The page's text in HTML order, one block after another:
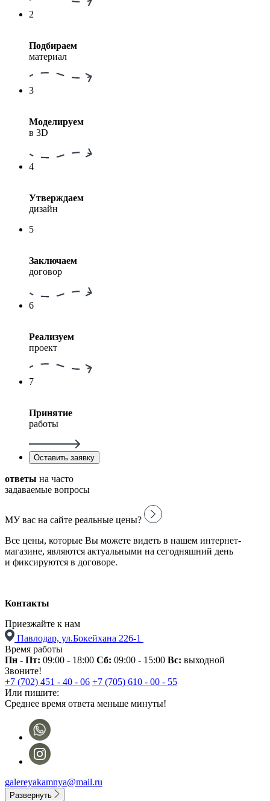
2
Подбираем
материал
3
Моделируем
в 3D
4
Утверждаем
дизайн
5
Заключаем
договор
6
Реализуем
проект
7
Принятие
работы
Оставить заявку
ответы на часто
задаваемые вопросы
МУ вас на сайте реальные цены?
Все цены, которые Вы можете видеть в нашем интернет-
магазине, являются актуальными на сегодняшний день
и фиксируются в договоре.
Контакты
Приезжайте к нам
Павлодар, ул.Бокейхана 226-1
Время работы
Пн - Пт: 09:00 - 18:00 Сб: 09:00 - 15:00 Вс: выходной
Звоните!
+7 (702) 451 - 40 - 06 +7 (705) 610 - 00 - 55
Или пишите:
Среднее время ответа меньше минуты!
galereyakamnya@mail.ru
Развернуть